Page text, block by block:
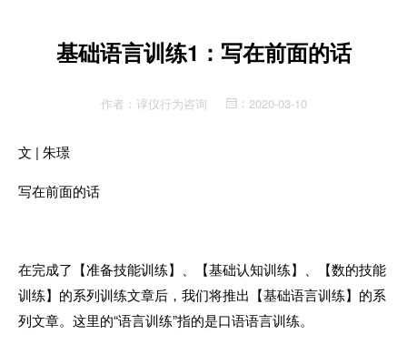
基础语言训练1：写在前面的话
作者： 谆仪行为咨询 ： 2020-03-10
文 | 朱璟
写在前面的话
在完成了【准备技能训练】、【基础认知训练】、【数的技能
训练】的系列训练文章后，我们将推出【基础语言训练】的系
列文章。这里的“语言训练”指的是口语语言训练。